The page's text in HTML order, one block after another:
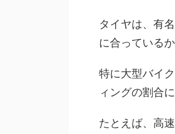
タイヤは、有
に合っている
特に大型バイ
ィングの割合
たとえば、高